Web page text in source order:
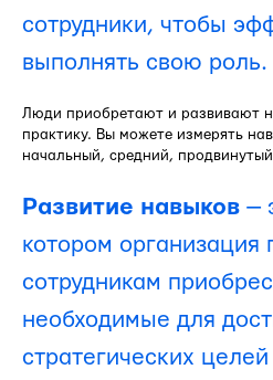
сотрудники, чтобы
выполнять свою роль.
Люди приобретают и развивают
практику. Вы можете измерять
начальный, средний,
Развитие навыков —
котором организация
сотрудникам
необходимые для
стратегических